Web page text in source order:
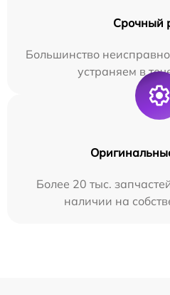
Срочный
Большинство
устраняем в
Более 20 тыс.
наличии на